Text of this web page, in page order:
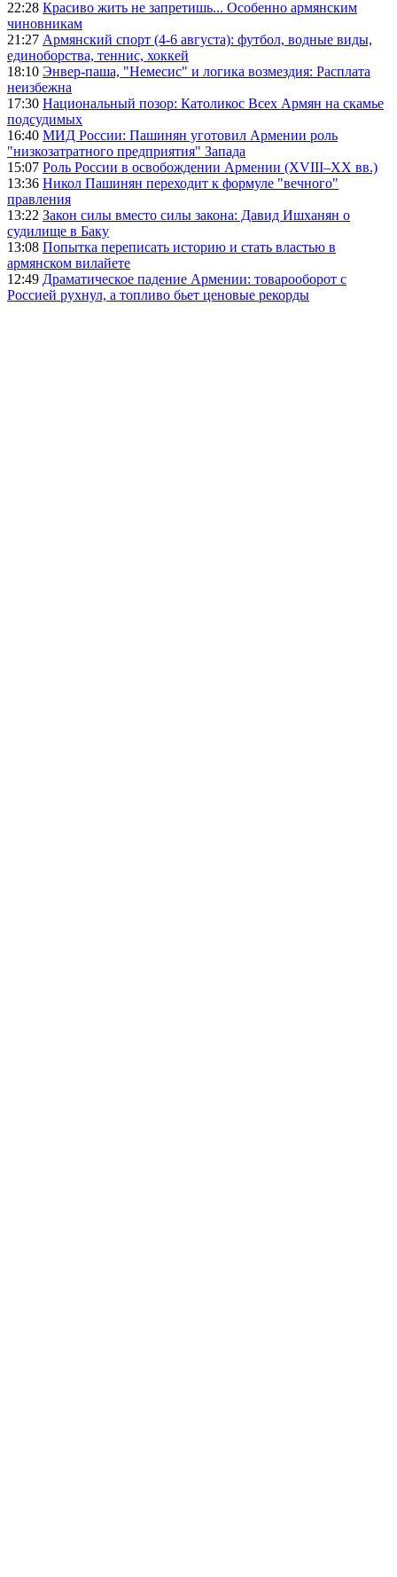
22:28 Красиво жить не запретишь... Особенно армянским
чиновникам
21:27 Армянский спорт (4-6 августа): футбол, водные виды,
единоборства, теннис, хоккей
18:10 Энвер-паша, "Немесис" и логика возмездия: Расплата
неизбежна
17:30 Национальный позор: Католикос Всех Армян на скамье
подсудимых
16:40 МИД России: Пашинян уготовил Армении роль
"низкозатратного предприятия" Запада
15:07 Роль России в освобождении Армении (XVIII–XX вв.)
13:36 Никол Пашинян переходит к формуле "вечного"
правления
13:22 Закон силы вместо силы закона: Давид Ишханян о
судилище в Баку
13:08 Попытка переписать историю и стать властью в
армянском вилайете
12:49 Драматическое падение Армении: товарооборот с
Россией рухнул, а топливо бьет ценовые рекорды